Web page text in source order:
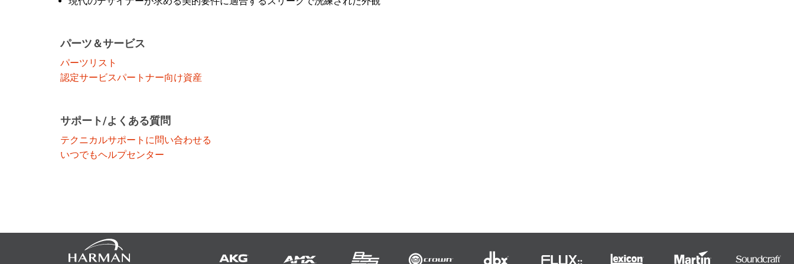
パーツ＆サービス
パーツリスト
認定サービスパートナー向け資産
サポート/よくある質問
テクニカルサポートに問い合わせる
いつでもヘルプセンター